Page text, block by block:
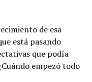
de esa
está pasando
que podía
empezó todo